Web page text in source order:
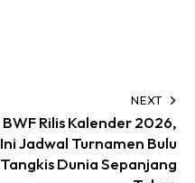
NEXT
BWF Rilis Kalender 2026,
Ini Jadwal Turnamen Bulu
Tangkis Dunia Sepanjang